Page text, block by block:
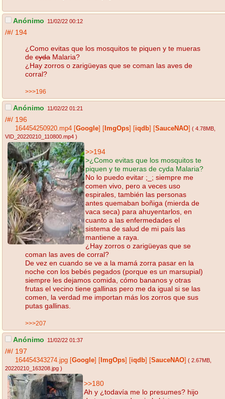
Anónimo 11/02/22 00:12
/#/ 194
¿Como evitas que los mosquitos te piquen y te mueras
de cyda Malaria?
¿Hay zorros o zarigüeyas que se coman las aves de
corral?
>>>196
Anónimo 11/02/22 01:21
/#/ 196
164454250920.mp4 Google ImgOps iqdb SauceNAO ( 4.78MB
VID_20220210_110800.mp4 )
>>194
>¿Como evitas que los mosquitos te
piquen y te mueras de cyda Malaria?
No lo puedo evitar ;_; siempre me
comen vivo, pero a veces uso
espirales, también las personas
antes quemaban boñiga (mierda de
vaca seca) para ahuyentarlos, en
cuanto a las enfermedades el
sistema de salud de mi país las
mantiene a raya.
¿Hay zorros o zarigüeyas que se
coman las aves de corral?
De vez en cuando se ve a la mamá zorra pasar en la
noche con los bebés pegados (porque es un marsupial)
siempre les dejamos comida, cómo bananos y otras
frutas el vecino tiene gallinas pero me da igual si se las
comen, la verdad me importan más los zorros que sus
putas gallinas.
>>>207
Anónimo 11/02/22 01:37
/#/ 197
164454343274.jpg Google ImgOps iqdb SauceNAO ( 2.67MB
20220210_163208.jpg )
>>180
Ah y ¿todavía me lo presumes? hijo